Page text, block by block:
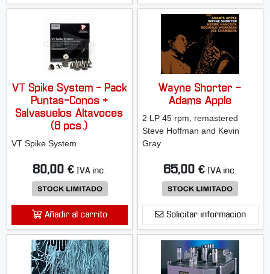
VT Spike System - Pack
Puntas-Conos +
Salvasuelos Altavoces
(8 pcs.)
VT Spike System
80,00 € IVA inc.
Añadir al carrito
Wayne Shorter -
Adams Apple
2 LP 45 rpm, remastered
Steve Hoffman and Kevin
Gray
65,00 € IVA inc.
Solicitar información